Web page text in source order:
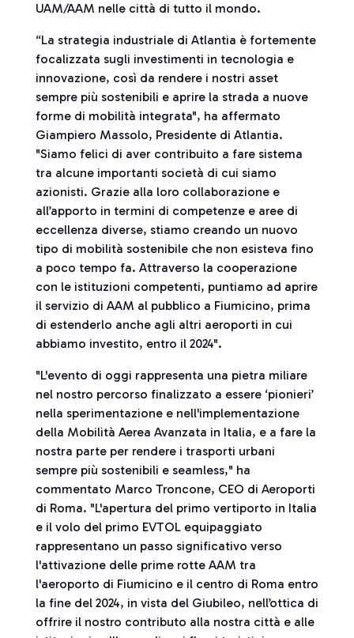
UAM/AAM nelle città di tutto il mondo.
“La strategia industriale di Atlantia è fortemente
focalizzata sugli investimenti in tecnologia e
innovazione, così da rendere i nostri asset
sempre più sostenibili e aprire la strada a nuove
forme di mobilità integrata", ha affermato
Giampiero Massolo, Presidente di Atlantia.
"Siamo felici di aver contribuito a fare sistema
tra alcune importanti società di cui siamo
azionisti. Grazie alla loro collaborazione e
all’apporto in termini di competenze e aree di
eccellenza diverse, stiamo creando un nuovo
tipo di mobilità sostenibile che non esisteva fino
a poco tempo fa. Attraverso la cooperazione
con le istituzioni competenti, puntiamo ad aprire
il servizio di AAM al pubblico a Fiumicino, prima
di estenderlo anche agli altri aeroporti in cui
abbiamo investito, entro il 2024".
"L'evento di oggi rappresenta una pietra miliare
nel nostro percorso finalizzato a essere ‘pionieri’
nella sperimentazione e nell'implementazione
della Mobilità Aerea Avanzata in Italia, e a fare la
nostra parte per rendere i trasporti urbani
sempre più sostenibili e seamless," ha
commentato Marco Troncone, CEO di Aeroporti
di Roma. "L'apertura del primo vertiporto in Italia
e il volo del primo EVTOL equipaggiato
rappresentano un passo significativo verso
l'attivazione delle prime rotte AAM tra
l'aeroporto di Fiumicino e il centro di Roma entro
la fine del 2024, in vista del Giubileo, nell’ottica di
offrire il nostro contributo alla nostra città e alle